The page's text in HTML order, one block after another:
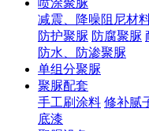
减震、降噪阻尼材
防护聚脲 防腐聚脲
防水、防渗聚脲
单组分聚脲
聚脲配套
手工刷涂料 修补腻
底漆